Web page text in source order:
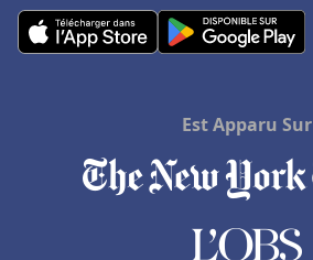
Est Apparu Sur